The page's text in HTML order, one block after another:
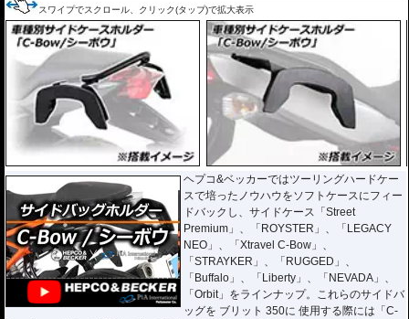
スワイプでスクロール、クリック(タップ)で拡大表示
ヘプコ&ベッカーではツーリングハードケー
スで培ったノウハウをソフトケースにフィー
ドバックし、サイドケース「Street
Premium」、「ROYSTER」、「LEGACY
NEO」、「Xtravel C-Bow」、
「STRAYKER」、「RUGGED」、
「Buffalo」、「Liberty」、「NEVADA」、
「Orbit」をラインナップ。これらのサイドバ
ッグを ブリット 350に 使用する際には「C-